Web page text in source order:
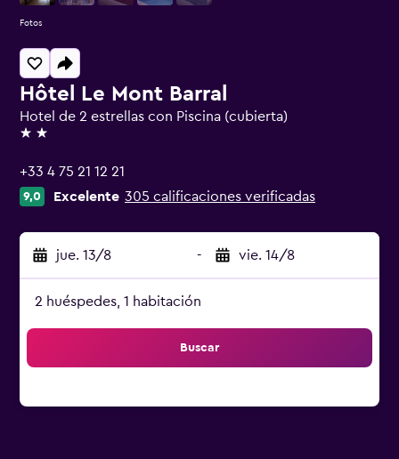
Hôtel Le Mont Barral
Hotel de 2 estrellas con Piscina (cubierta)
2 estrellas
+33 4 75 21 12 21
9,0 Excelente 305 calificaciones verificadas
jue. 13/8 - vie. 14/8
2 huéspedes, 1 habitación
Buscar
Fotos